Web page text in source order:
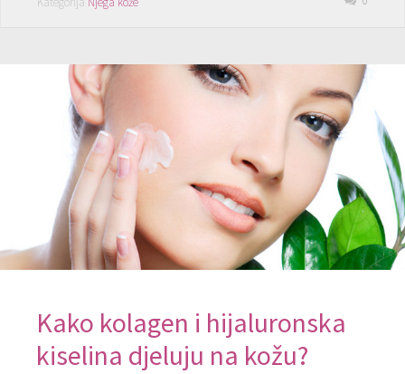
Kako kolagen i hijaluronska
kiselina djeluju na kožu?